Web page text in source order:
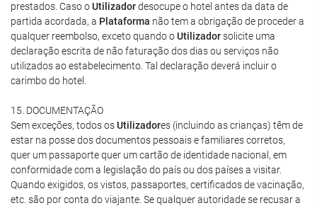
prestados. Caso oUtilizadordesocupe o hotel antes da data de
partida acordada, a Plataforma não tem a obrigação de proceder a
qualquer reembolso, exceto quando oUtilizadorsolicite uma
declaração escrita de não faturação dos dias ou serviços não
utilizados ao estabelecimento. Tal declaração deverá incluir o
carimbo do hotel.
15. DOCUMENTAÇÃO
Sem exceções, todos osUtilizadores (incluindo as crianças) têm de
estar na posse dos documentos pessoais e familiares corretos,
quer um passaporte quer um cartão de identidade nacional, em
conformidade com a legislação do país ou dos países a visitar.
Quando exigidos, os vistos, passaportes, certificados de vacinação,
etc. são por conta do viajante. Se qualquer autoridade se recusar a